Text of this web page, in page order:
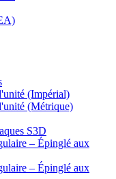
(Impérial)
(Métrique)
S3D
– Épinglé aux
– Épinglé aux